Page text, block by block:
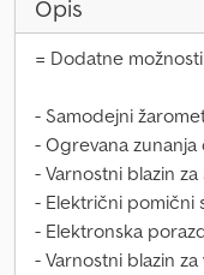
Opis
= Dodatne
- Samodejni
- Ogrevana zunanja
- Varnostni blazin
- Električni pomični
- Elektronska
- Varnostni blazin za